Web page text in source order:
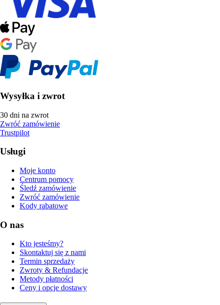
Wysyłka i zwrot
30 dni na zwrot
Zwróć zamówienie
Trustpilot
Usługi
Moje konto
Centrum pomocy
Śledź zamówienie
Zwróć zamówienie
Kody rabatowe
O nas
Kto jesteśmy?
Skontaktuj się z nami
Termin sprzedaży
Zwroty & Refundacje
Metody płatności
Ceny i opcje dostawy